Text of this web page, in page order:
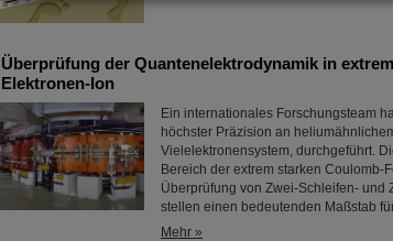
Überprüfung der Quantenelektrodynamik in
Elektronen-Ion
Ein internationales Forschungsteam
höchster Präzision an
Vielelektronensystem, durchgeführt.
Bereich der extrem starken Coulomb-
Überprüfung von Zwei-Schleifen- und
stellen einen bedeutenden Maßstab
Mehr »